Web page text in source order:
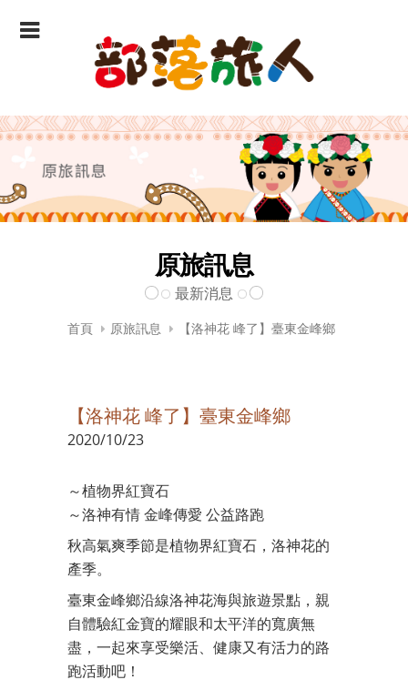
原旅訊息
最新消息
首頁 原旅訊息 【洛神花 峰了】臺東金峰鄉
【洛神花 峰了】臺東金峰鄉
2020/10/23
～植物界紅寶石
～洛神有情 金峰傳愛 公益路跑
秋高氣爽季節是植物界紅寶石，洛神花的
產季。
臺東金峰鄉沿線洛神花海與旅遊景點，親
自體驗紅金寶的耀眼和太平洋的寬廣無
盡，一起來享受樂活、健康又有活力的路
跑活動吧！